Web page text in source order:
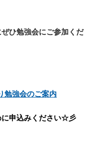
ひ勉強会にご参加くだ
勉強会のご案内
に申込みください☆彡